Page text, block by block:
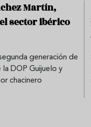
Martín,
sector ibérico
generación de
la DOP Guijuelo y
chacinero